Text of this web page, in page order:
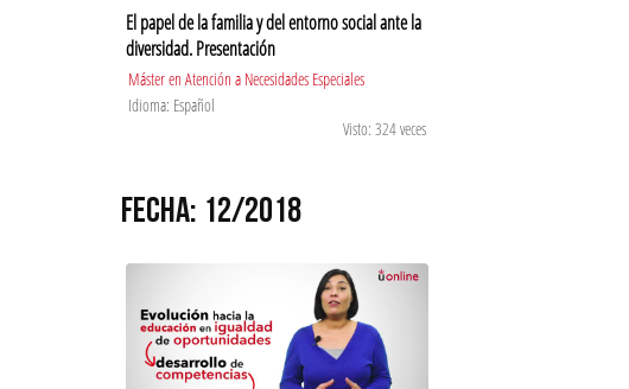
El papel de la familia y del entorno social ante la
diversidad. Presentación
Máster en Atención a Necesidades Especiales
Idioma: Español
Visto: 324 veces
FECHA: 12/2018